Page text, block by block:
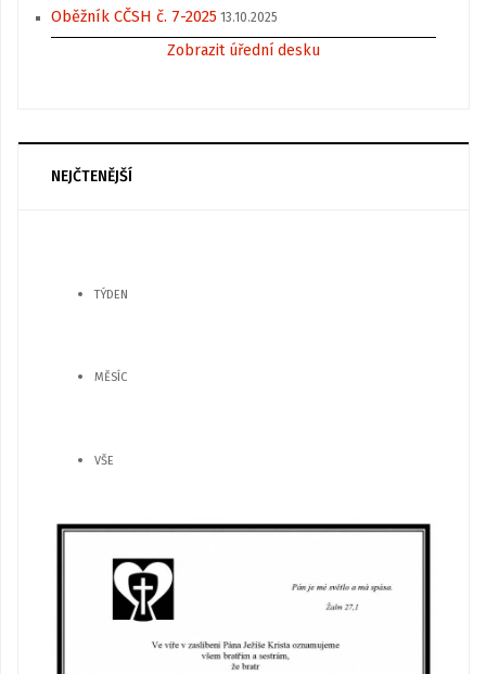
Oběžník CČSH č. 7-2025 13.10.2025
Zobrazit úřední desku
NEJČTENĚJŠÍ
TÝDEN
MĚSÍC
VŠE